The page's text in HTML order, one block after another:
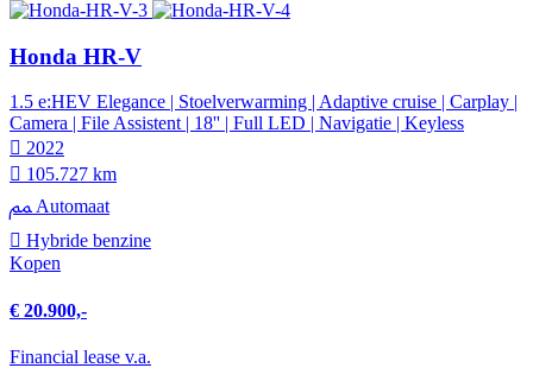
Honda HR-V
1.5 e:HEV Elegance | Stoelverwarming | Adaptive cruise | Carplay |
Camera | File Assistent | 18'' | Full LED | Navigatie | Keyless
2022
105.727 km
Automaat
Hybride benzine
Kopen
€ 20.900,-
Financial lease v.a.